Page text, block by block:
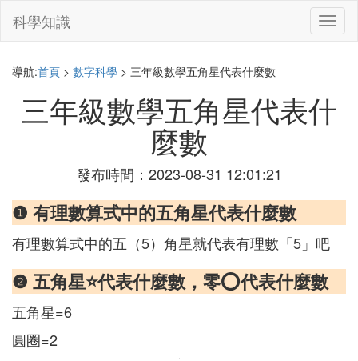
切
換
科學知識
導航:首頁 > 數字科學 > 三年級數學五角星代表什麼數
三年級數學五角星代表什
麼數
發布時間：2023-08-31 12:01:21
❶ 有理數算式中的五角星代表什麼數
有理數算式中的五（5）角星就代表有理數「5」吧
❷ 五角星⭐代表什麼數，零⭕代表什麼數
五角星=6
圓圈=2